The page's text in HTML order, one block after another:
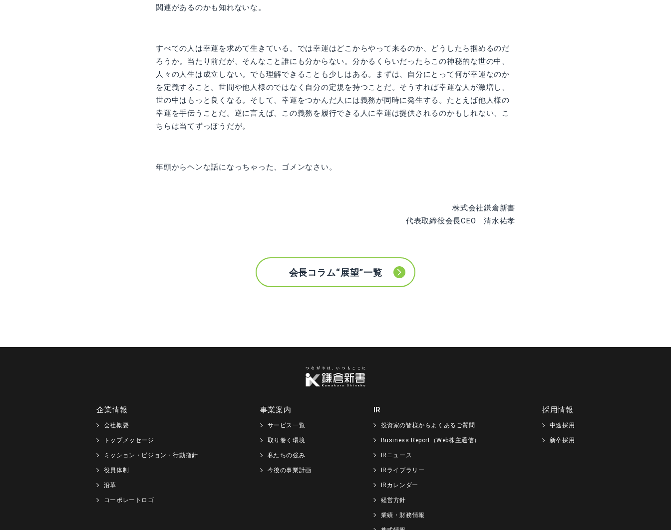
関連があるのかも知れないな。
すべての人は幸運を求めて生きている。では幸運はどこからやって来るのか、どうしたら掴めるのだ
ろうか。当たり前だが、そんなこと誰にも分からない。分かるくらいだったらこの神秘的な世の中、
人々の人生は成立しない。でも理解できることも少しはある。まずは、自分にとって何が幸運なのか
を定義すること。世間や他人様のではなく自分の定規を持つことだ。そうすれば幸運な人が激増し、
世の中はもっと良くなる。そして、幸運をつかんだ人には義務が同時に発生する。たとえば他人様の
幸運を手伝うことだ。逆に言えば、この義務を履行できる人に幸運は提供されるのかもしれない、こ
ちらは当てずっぽうだが。
年頭からヘンな話になっちゃった、ゴメンなさい。
株式会社鎌倉新書
代表取締役会長CEO 清水祐孝
会長コラム“展望”一覧
企業情報
会社概要
トップメッセージ
ミッション・ビジョン・行動指針
役員体制
沿革
コーポレートロゴ
事業案内
サービス一覧
取り巻く環境
私たちの強み
今後の事業計画
IR
投資家の皆様からよくあるご質問
Business Report（Web株主通信）
IRニュース
IRライブラリー
IRカレンダー
経営方針
業績・財務情報
採用情報
中途採用
新卒採用